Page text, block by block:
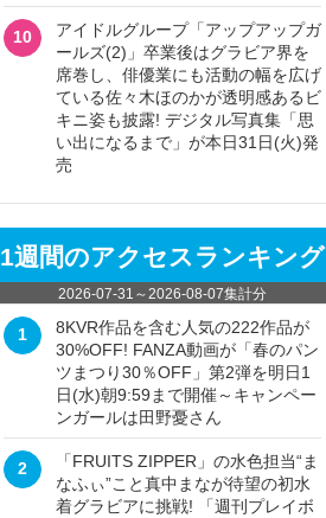
10
アイドルグループ「アップアップガ
ールズ(2)」卒業後はグラビア界を
席巻し、俳優業にも活動の幅を広げ
ている佐々木ほのかが透明感あるビ
キニ姿も披露! デジタル写真集「思
い出になるまで」が本日31日(火)発
売
1週間のアクセスランキング
2026-07-31 ～2026-08-07集計分
1
8KVR作品を含む人気の222作品が
30%OFF! FANZA動画が「春のパン
ツまつり30％OFF」第2弾を明日1
日(水)朝9:59まで開催～キャンペー
ンガールは田野憂さん
2
「FRUITS ZIPPER」の水色担当“ま
なふぃ”こと真中まなが待望の初水
着グラビアに挑戦! 「週刊プレイボ